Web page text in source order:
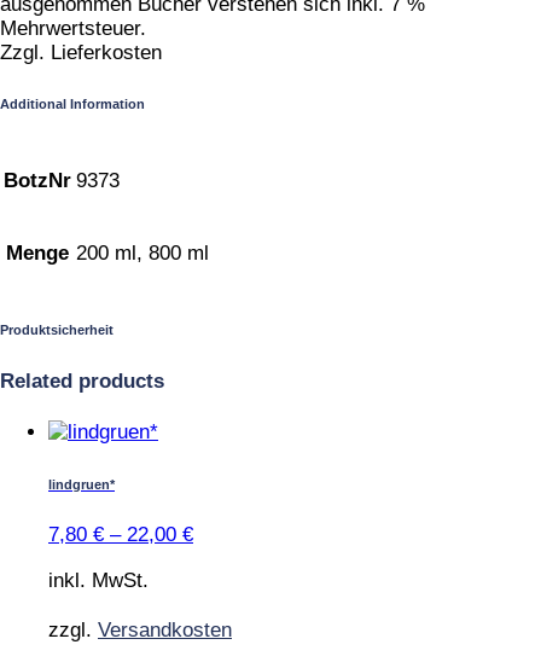
Mehrwertsteuer.
Zzgl. Lieferkosten
Additional Information
BotzNr 9373
Menge 200 ml, 800 ml
Produktsicherheit
Related products
Dieses
Varianten
können
lindgruen*
7,80 € – 22,00 €
inkl. MwSt.
zzgl. Versandkosten